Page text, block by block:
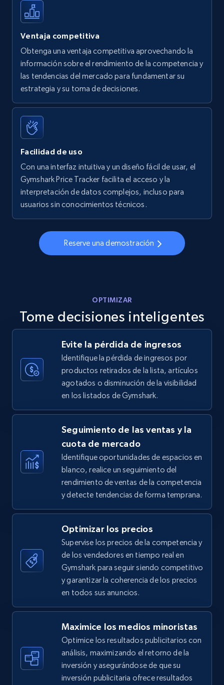
more.
5.6K+ 875+
Walmart - products - Find new products by
using specific category URL
URL, Final price, Sku, Currency, Gtin,
Specifications, Image urls, Top reviews, and
more.
Walmart - products - Collects products by
specific keywords
URL, Final price, Sku, Currency, Gtin,
Specifications, Image urls, Top reviews, and
using sku numbers
URL, Final price, Sku, Currency, Gtin,
Specifications, Image urls, Top reviews, and
5.6K+ 875+ Comenzar ahora
TikTok Shop
URL, Title, Available, Description, Currency, Initial
price, Final price, Discount percent, and more.
5.4K+ 667+ Comenzar ahora
TikTok Shop - category
URL, Title, Available, Description, Currency, Initial
price, Final price, Discount percent, and more.
TikTok Shop - Collect TikTok shop products
by keywords search
Ventaja competitiva
Obtenga una ventaja competitiva aprovechando la
información sobre el rendimiento de la competencia y
las tendencias del mercado para fundamentar su
estrategia y su toma de decisiones.
Facilidad de uso
Con una interfaz intuitiva y un diseño fácil de usar, el
Gymshark Price Tracker facilita el acceso y la
interpretación de datos complejos, incluso para
usuarios sin conocimientos técnicos.
Reserve una demostración
OPTIMIZAR
Tome decisiones inteligentes
Evite la pérdida de ingresos
Identifique la pérdida de ingresos por
productos retirados de la lista, artículos
agotados o disminución de la visibilidad
en los listados de Gymshark.
Seguimiento de las ventas y la
cuota de mercado
Identifique oportunidades de espacios en
blanco, realice un seguimiento del
rendimiento de ventas de la competencia
y detecte tendencias de forma temprana.
Optimizar los precios
Supervise los precios de la competencia y
de los vendedores en tiempo real en
Gymshark para seguir siendo competitivo
y garantizar la coherencia de los precios
en todos sus anuncios.
Maximice los medios minoristas
Optimice los resultados publicitarios con
análisis, maximizando el retorno de la
inversión y asegurándose de que su
inversión publicitaria ofrece resultados